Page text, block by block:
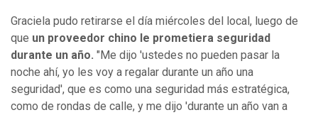
Graciela pudo retirarse el día miércoles del local, luego de
que un proveedor chino le prometiera seguridad
durante un año. "Me dijo 'ustedes no pueden pasar la
noche ahí, yo les voy a regalar durante un año una
seguridad', que es como una seguridad más estratégica,
como de rondas de calle, y me dijo 'durante un año van a